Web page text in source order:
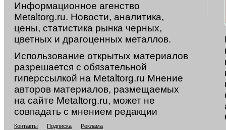
Информационное агенство
Metaltorg.ru. Новости, аналитика,
цены, статистика рынка черных,
цветных и драгоценных металлов.
Использование открытых материалов
разрешается с обязательной
гиперссылкой на Metaltorg.ru Мнение
авторов материалов, размещаемых
на сайте Metaltorg.ru, может не
совпадать с мнением редакции
Контакты Подписка Реклама